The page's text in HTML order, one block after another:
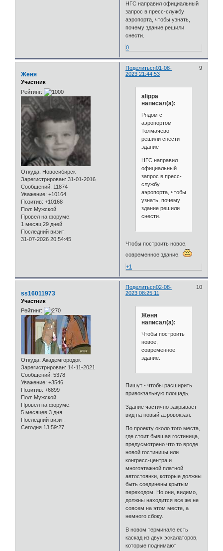
НГС направил официальный
запрос в пресс-службу
аэропорта, чтобы узнать,
почему здание решили
снести.
0
Поделиться 9
01-08-
2023 21:44:53
Женя
Участник
Рейтинг:
Откуда: Новосибирск
Зарегистрирован: 31-01-2016
Сообщений: 11874
Уважение: +10164
Позитив: +10168
Пол: Мужской
Провел на форуме:
1 месяц 29 дней
Последний визит:
31-07-2026 20:54:45
alippa
написал(а):
Рядом с
аэропортом
Толмачево
решили снести
здание
НГС направил
официальный
запрос в пресс-
службу
аэропорта, чтобы
узнать, почему
здание решили
снести.
Чтобы построить новое,
современное здание.
+1
Поделиться 10
02-08-
2023 08:25:11
ss16011973
Участник
Рейтинг:
Откуда: Академгородок
Зарегистрирован: 14-11-2021
Сообщений: 5378
Уважение: +3546
Позитив: +6899
Пол: Мужской
Провел на форуме:
5 месяцев 3 дня
Последний визит:
Сегодня 13:59:27
Женя
написал(а):
Чтобы построить
новое,
современное
здание.
Пишут - чтобы расширить
привокзальную площадь,
Здание частично закрывает
вид на новый аэровокзал.
По проекту около того места,
где стоит бывшая гостиница,
предусмотрено что то вроде
новой гостиницы или
конгресс-центра и
многоэтажной платной
автостоянки, которые должны
быть соединены крытым
переходом. Но они, видимо,
должны находится все же не
совсем на этом месте, а
немного сбоку.
В новом терминале есть
каскад из двух эскалаторов,
которые поднимают